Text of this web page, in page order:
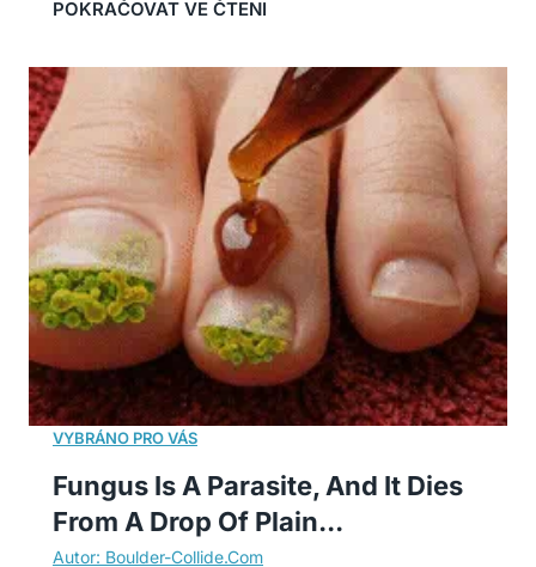
Fungus Is A Parasite, And It Dies
From A Drop Of Plain...